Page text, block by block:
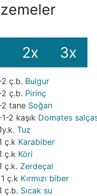
2x 3x
2 ç.b. Bulgur
2 ç.b. Pirinç
2 tane Soğan
1-2 kaşık Domates
Tuz
ç.k Karabiber
ç.k Köri
ç.k. Zerdeçal
1 ç.k Kırmızı biber
ç.b. Sıcak su